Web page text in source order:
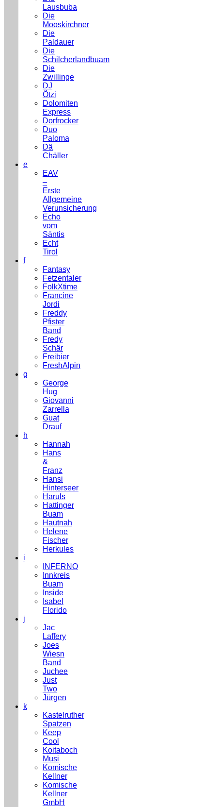
Lausbuba
Die
Mooskirchner
Die
Paldauer
Die
Schilcherlandbuam
Die
Zwillinge
DJ
Ötzi
Dolomiten
Express
Dorfrocker
Duo
Paloma
Dä
Chäller
e
EAV
–
Erste
Allgemeine
Verunsicherung
Echo
vom
Säntis
Echt
Tirol
f
Fantasy
Fetzentaler
FolkXtime
Francine
Jordi
Freddy
Pfister
Band
Fredy
Schär
Freibier
FreshAlpin
g
George
Hug
Giovanni
Zarrella
Guat
Drauf
h
Hannah
Hans
&
Franz
Hansi
Hinterseer
Haruls
Hattinger
Buam
Hautnah
Helene
Fischer
Herkules
i
INFERNO
Innkreis
Buam
Inside
Isabel
Florido
j
Jac
Laffery
Joes
Wiesn
Band
Juchee
Just
Two
Jürgen
k
Kastelruther
Spatzen
Keep
Cool
Koitaboch
Musi
Komische
Kellner
Komische
Kellner
GmbH